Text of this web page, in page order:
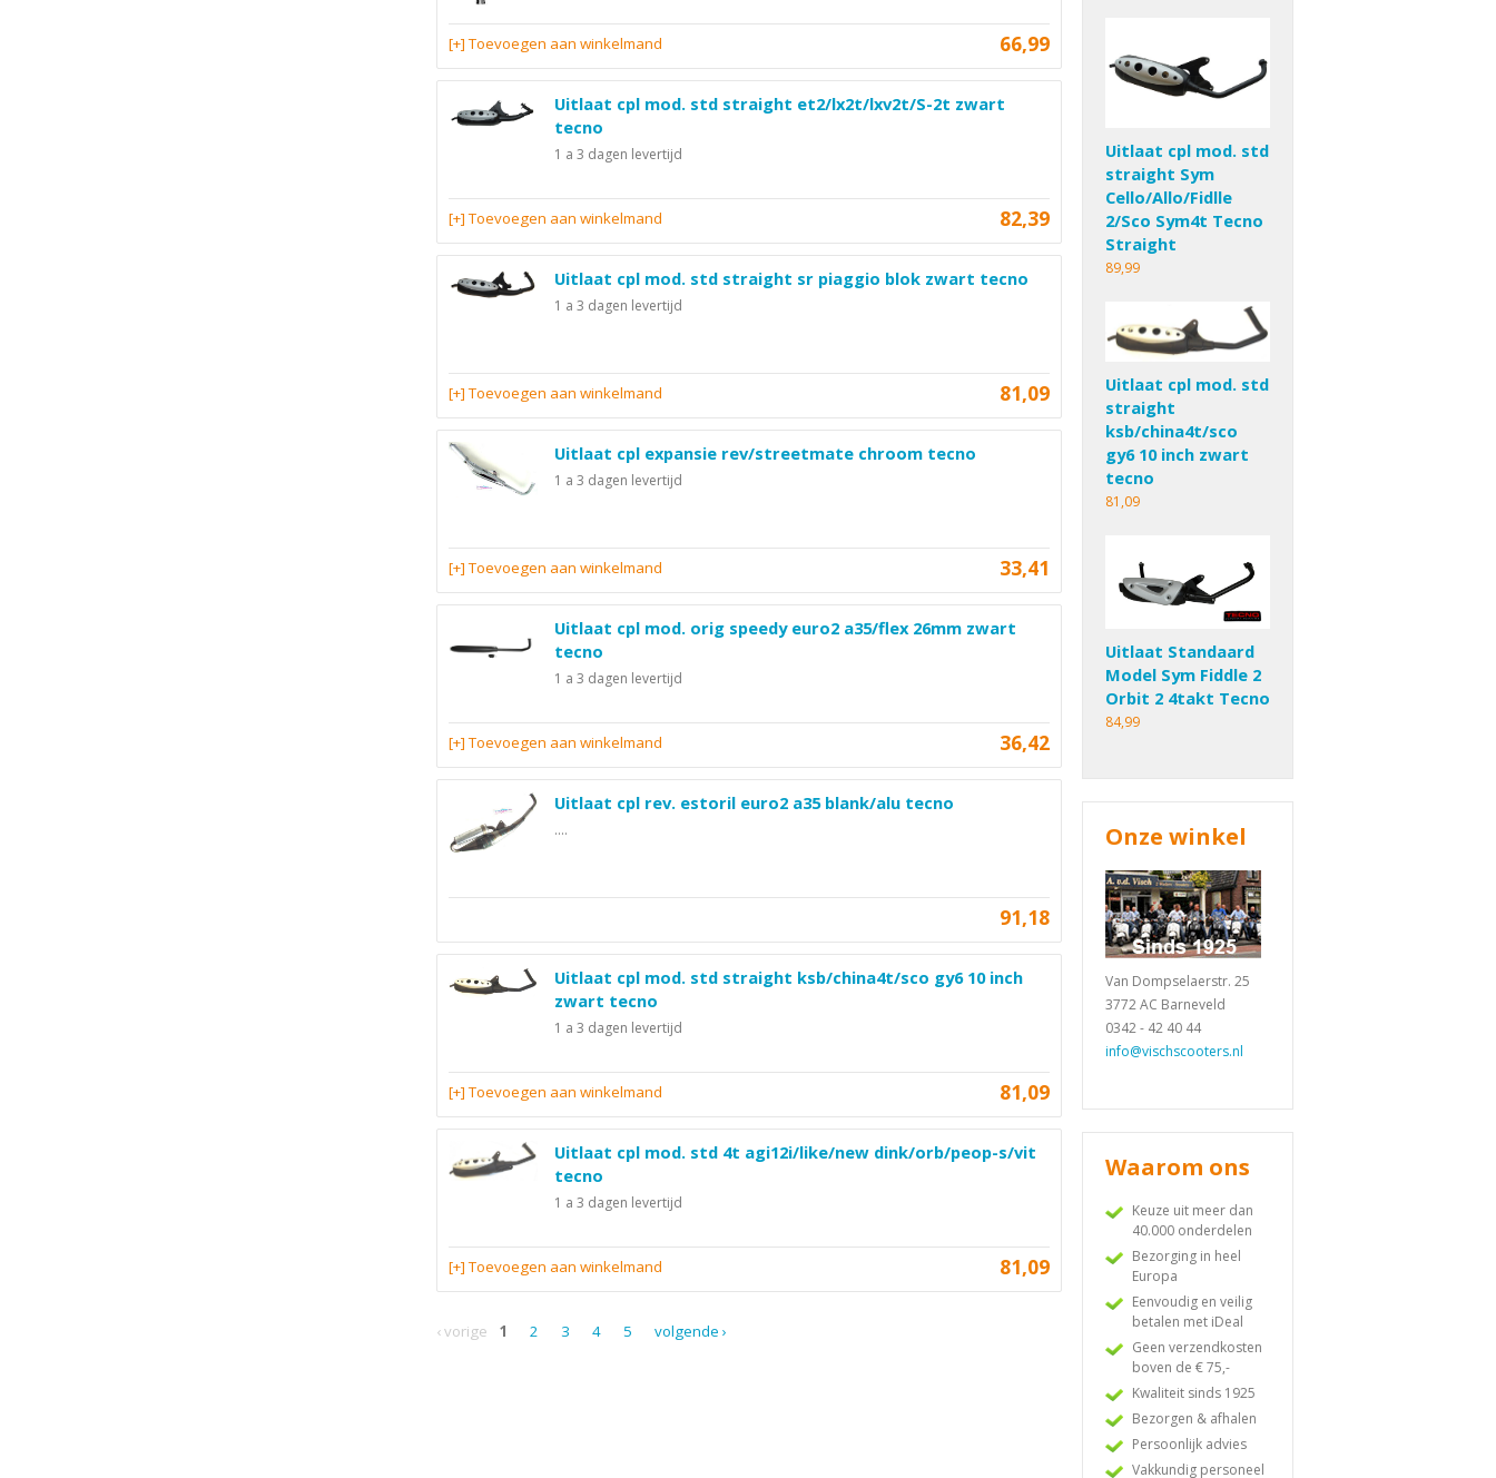
66,99
[+] Toevoegen aan winkelmand
Uitlaat cpl mod. std straight et2/lx2t/lxv2t/S-2t zwart
tecno
1 a 3 dagen levertijd
82,39
[+] Toevoegen aan winkelmand
Uitlaat cpl mod. std straight sr piaggio blok zwart tecno
1 a 3 dagen levertijd
81,09
[+] Toevoegen aan winkelmand
Uitlaat cpl expansie rev/streetmate chroom tecno
1 a 3 dagen levertijd
33,41
[+] Toevoegen aan winkelmand
Uitlaat cpl mod. orig speedy euro2 a35/flex 26mm zwart
tecno
1 a 3 dagen levertijd
36,42
[+] Toevoegen aan winkelmand
Uitlaat cpl rev. estoril euro2 a35 blank/alu tecno
....
91,18
Uitlaat cpl mod. std straight ksb/china4t/sco gy6 10 inch
zwart tecno
1 a 3 dagen levertijd
81,09
[+] Toevoegen aan winkelmand
Uitlaat cpl mod. std 4t agi12i/like/new dink/orb/peop-s/vit
tecno
1 a 3 dagen levertijd
81,09
[+] Toevoegen aan winkelmand
‹ vorige 1 2 3 4 5 volgende ›
Uitlaat cpl mod. std
straight Sym
Cello/Allo/Fidlle
2/Sco Sym4t Tecno
Straight
89,99
Uitlaat cpl mod. std
straight
ksb/china4t/sco
gy6 10 inch zwart
tecno
81,09
Uitlaat Standaard
Model Sym Fiddle 2
Orbit 2 4takt Tecno
84,99
Onze winkel
Van Dompselaerstr. 25
3772 AC Barneveld
0342 - 42 40 44
info@vischscooters.nl
Waarom ons
Keuze uit meer dan
40.000 onderdelen
Bezorging in heel
Europa
Eenvoudig en veilig
betalen met iDeal
Geen verzendkosten
boven de € 75,-
Kwaliteit sinds 1925
Bezorgen & afhalen
Persoonlijk advies
Vakkundig personeel